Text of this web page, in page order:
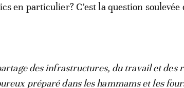
en particulier? C’est la question soulevée
des infrastructures, du travail et des
préparé dans les hammams et les